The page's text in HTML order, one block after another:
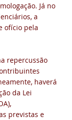
Já no
a
ofício pela
repercussão
haverá
da Lei
previstas e